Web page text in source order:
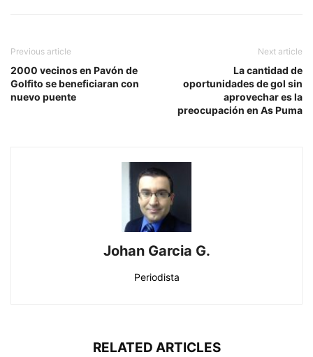
Previous article
2000 vecinos en Pavón de
Golfito se beneficiaran con
nuevo puente
Next article
La cantidad de
oportunidades de gol sin
aprovechar es la
preocupación en As Puma
Johan Garcia G.
Periodista
RELATED ARTICLES